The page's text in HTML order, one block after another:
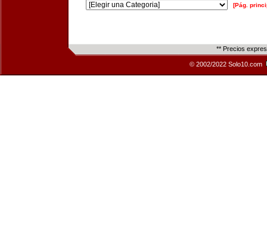
[Pág.
** Precios
© 2002/2022 Solo10.com